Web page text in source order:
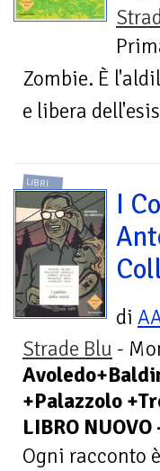
Zombie. È
e libera
LIBRI
I
di
Strade Blu -
+Palazzolo
LIBRO
Ogni racconto